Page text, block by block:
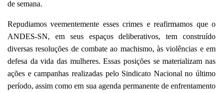
de semana.
Repudiamos veementemente esses crimes e reafirmamos que o
ANDES-SN, em seus espaços deliberativos, tem construído
diversas resoluções de combate ao machismo, às violências e em
defesa da vida das mulheres. Essas posições se materializam nas
ações e campanhas realizadas pelo Sindicato Nacional no último
período, assim como em sua agenda permanente de enfrentamento